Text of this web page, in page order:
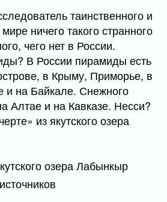
таинственного и
ничего такого странного
чего нет в России.
В России пирамиды есть
в Крыму, Приморье, в
и на Байкале. Снежного
Алтае и на Кавказе. Несси?
из якутского озера